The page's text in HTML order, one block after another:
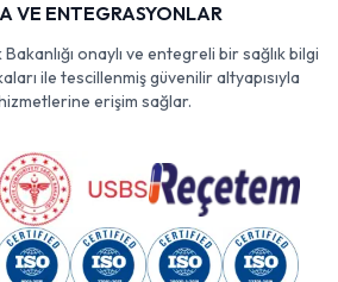
VE ENTEGRASYONLAR
onaylı ve entegreli bir sağlık bilgi
ile tescillenmiş güvenilir altyapısıyla
erişim sağlar.